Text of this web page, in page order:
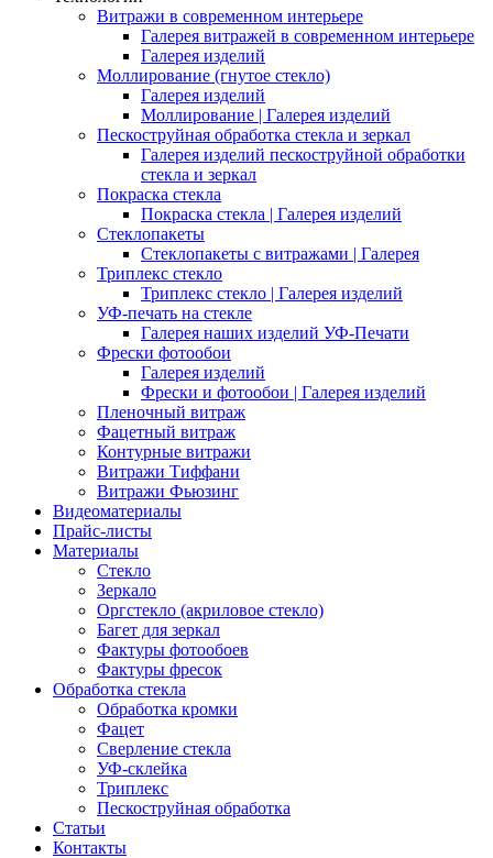
Витражи в современном интерьере
Галерея витражей в современном интерьере
Галерея изделий
Моллирование (гнутое стекло)
Галерея изделий
Моллирование | Галерея изделий
Пескоструйная обработка стекла и зеркал
Галерея изделий пескоструйной обработки
стекла и зеркал
Покраска стекла
Покраска стекла | Галерея изделий
Стеклопакеты
Стеклопакеты с витражами | Галерея
Триплекс стекло
Триплекс стекло | Галерея изделий
УФ-печать на стекле
Галерея наших изделий УФ-Печати
Фрески фотообои
Галерея изделий
Фрески и фотообои | Галерея изделий
Пленочный витраж
Фацетный витраж
Контурные витражи
Витражи Тиффани
Витражи Фьюзинг
Видеоматериалы
Прайс-листы
Материалы
Стекло
Зеркало
Оргстекло (акриловое стекло)
Багет для зеркал
Фактуры фотообоев
Фактуры фресок
Обработка стекла
Обработка кромки
Фацет
Сверление стекла
УФ-склейка
Триплекс
Пескоструйная обработка
Статьи
Контакты